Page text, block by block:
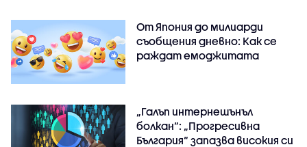
От Япония до милиарди
съобщения дневно: Как се
раждат емоджитата
„Галъп интернешънъл
болкан“: „Прогресивна
България“ запазва високия си